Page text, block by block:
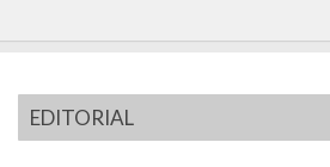
EDITORIAL